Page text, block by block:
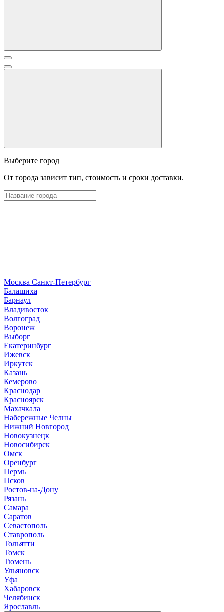
Выберите город
От города зависит тип, стоимость и сроки доставки.
Москва Санкт-Петербург
Балашиха
Барнаул
Владивосток
Волгоград
Воронеж
Выборг
Екатеринбург
Ижевск
Иркутск
Казань
Кемерово
Краснодар
Красноярск
Махачкала
Набережные Челны
Нижний Новгород
Новокузнецк
Новосибирск
Омск
Оренбург
Пермь
Псков
Ростов-на-Дону
Рязань
Самара
Саратов
Севастополь
Ставрополь
Тольятти
Томск
Тюмень
Ульяновск
Уфа
Хабаровск
Челябинск
Ярославль